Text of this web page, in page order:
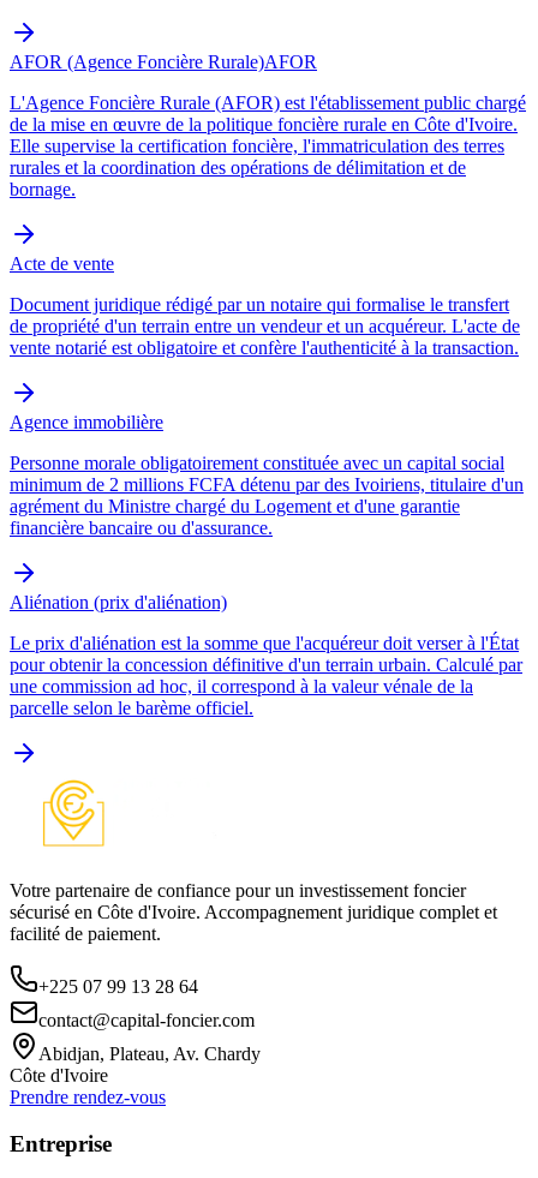
AFOR (Agence Foncière Rurale)AFOR
L'Agence Foncière Rurale (AFOR) est l'établissement public chargé
de la mise en œuvre de la politique foncière rurale en Côte d'Ivoire.
Elle supervise la certification foncière, l'immatriculation des terres
rurales et la coordination des opérations de délimitation et de
bornage.
Acte de vente
Document juridique rédigé par un notaire qui formalise le transfert
de propriété d'un terrain entre un vendeur et un acquéreur. L'acte de
vente notarié est obligatoire et confère l'authenticité à la transaction.
Agence immobilière
Personne morale obligatoirement constituée avec un capital social
minimum de 2 millions FCFA détenu par des Ivoiriens, titulaire d'un
agrément du Ministre chargé du Logement et d'une garantie
financière bancaire ou d'assurance.
Aliénation (prix d'aliénation)
Le prix d'aliénation est la somme que l'acquéreur doit verser à l'État
pour obtenir la concession définitive d'un terrain urbain. Calculé par
une commission ad hoc, il correspond à la valeur vénale de la
parcelle selon le barème officiel.
Votre partenaire de confiance pour un investissement foncier
sécurisé en Côte d'Ivoire. Accompagnement juridique complet et
facilité de paiement.
+225 07 99 13 28 64
contact@capital-foncier.com
Abidjan, Plateau, Av. Chardy
Côte d'Ivoire
Prendre rendez-vous
Entreprise